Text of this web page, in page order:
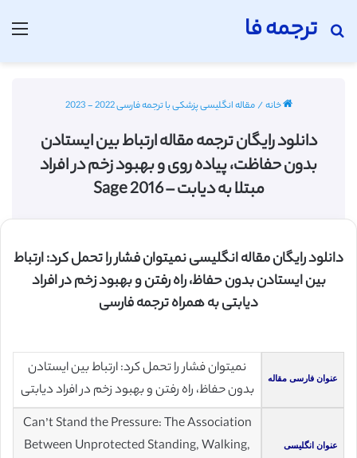
ترجمه فا
جستجو برای
خانه/مقاله انگلیسی پزشکی با ترجمه فارسی 2022 - 2023
دانلود رایگان ترجمه مقاله ارتباط بین ایستادن
بدون حفاظت، پیاده روی و بهبود زخم در افراد
مبتلا به دیابت – Sage 2016
دانلود رایگان مقاله انگلیسی نمیتوان فشار را تحمل کرد: ارتباط
بین ایستادن بدون حفاظ، راه رفتن و بهبود زخم در افراد
دیابتی به همراه ترجمه فارسی
عنوان فارسی مقاله
نمیتوان فشار را تحمل کرد: ارتباط بین ایستادن
بدون حفاظ، راه رفتن و بهبود زخم در افراد دیابتی
عنوان انگلیسی
Can’t Stand the Pressure: The Association
Between Unprotected Standing, Walking,